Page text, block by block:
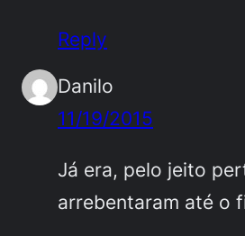
Reply
Danilo
11/19/2015
Já era, pelo jeito
arrebentaram até o